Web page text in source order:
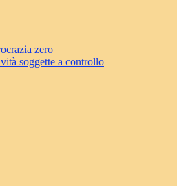
zero
soggette a controllo